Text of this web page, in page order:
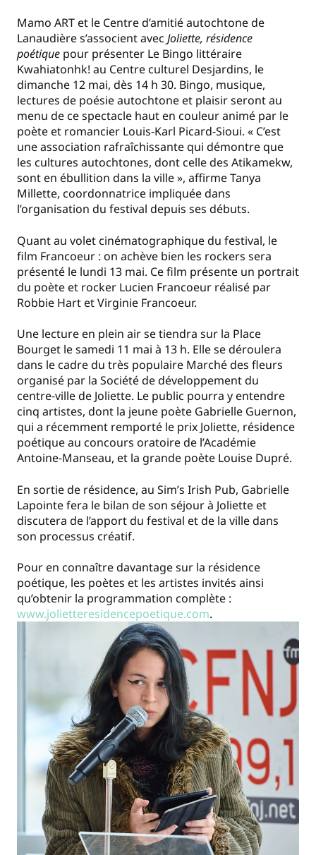
Mamo ART et le Centre d’amitié autochtone de
Lanaudière s’associent avec Joliette, résidence
poétique pour présenter Le Bingo littéraire
Kwahiatonhk! au Centre culturel Desjardins, le
dimanche 12 mai, dès 14 h 30. Bingo, musique,
lectures de poésie autochtone et plaisir seront au
menu de ce spectacle haut en couleur animé par le
poète et romancier Louis‐Karl Picard‐Sioui. « C’est
une association rafraîchissante qui démontre que
les cultures autochtones, dont celle des Atikamekw,
sont en ébullition dans la ville », affirme Tanya
Millette, coordonnatrice impliquée dans
l’organisation du festival depuis ses débuts.
Quant au volet cinématographique du festival, le
film Francoeur : on achève bien les rockers sera
présenté le lundi 13 mai. Ce film présente un portrait
du poète et rocker Lucien Francoeur réalisé par
Robbie Hart et Virginie Francoeur.
Une lecture en plein air se tiendra sur la Place
Bourget le samedi 11 mai à 13 h. Elle se déroulera
dans le cadre du très populaire Marché des fleurs
organisé par la Société de développement du
centre‐ville de Joliette. Le public pourra y entendre
cinq artistes, dont la jeune poète Gabrielle Guernon,
qui a récemment remporté le prix Joliette, résidence
poétique au concours oratoire de l’Académie
Antoine‐Manseau, et la grande poète Louise Dupré.
En sortie de résidence, au Sim’s Irish Pub, Gabrielle
Lapointe fera le bilan de son séjour à Joliette et
discutera de l’apport du festival et de la ville dans
son processus créatif.
Pour en connaître davantage sur la résidence
poétique, les poètes et les artistes invités ainsi
qu’obtenir la programmation complète :
www.jolietteresidencepoetique.com.